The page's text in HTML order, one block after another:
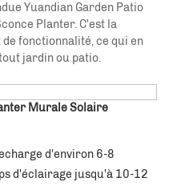
Yuandian Garden Patio
Planter. C'est la
fonctionnalité, ce qui en
jardin ou patio.
Murale Solaire
d'environ 6-8
d'éclairage jusqu'à 10-12